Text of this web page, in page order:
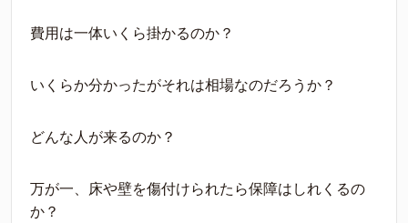
費用は一体いくら掛かるのか？
いくらか分かったがそれは相場なのだろうか？
どんな人が来るのか？
万が一、床や壁を傷付けられたら保障はしれくるの
か？